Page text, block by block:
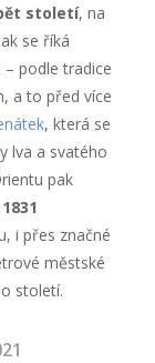
století, na
se říká
podle tradice
a to před více
, která se
lva a svatého
pak
i přes značné
městské
století.